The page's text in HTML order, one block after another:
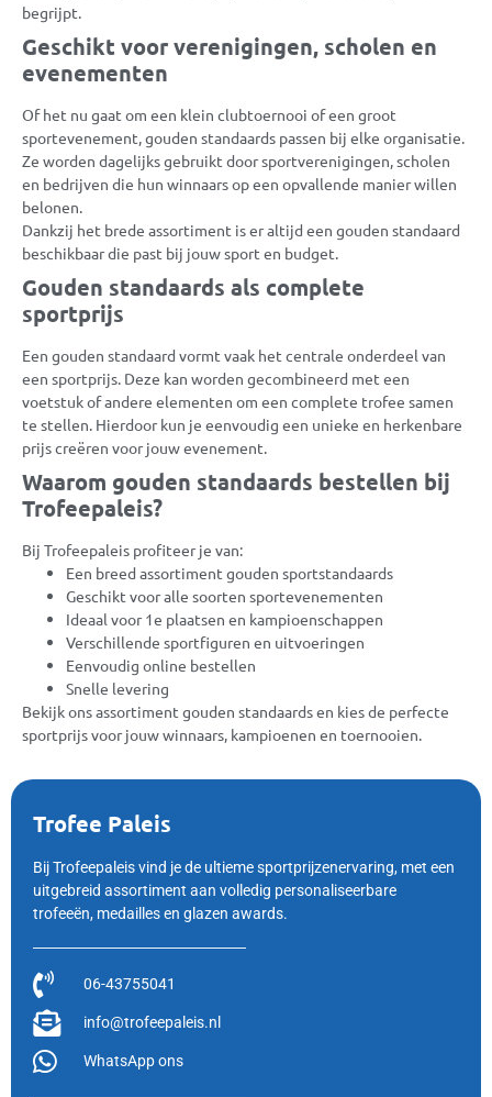
begrijpt.
Geschikt voor verenigingen, scholen en
evenementen
Of het nu gaat om een klein clubtoernooi of een groot
sportevenement, gouden standaards passen bij elke organisatie.
Ze worden dagelijks gebruikt door sportverenigingen, scholen
en bedrijven die hun winnaars op een opvallende manier willen
belonen.
Dankzij het brede assortiment is er altijd een gouden standaard
beschikbaar die past bij jouw sport en budget.
Gouden standaards als complete
sportprijs
Een gouden standaard vormt vaak het centrale onderdeel van
een sportprijs. Deze kan worden gecombineerd met een
voetstuk of andere elementen om een complete trofee samen
te stellen. Hierdoor kun je eenvoudig een unieke en herkenbare
prijs creëren voor jouw evenement.
Waarom gouden standaards bestellen bij
Trofeepaleis?
Bij Trofeepaleis profiteer je van:
Een breed assortiment gouden sportstandaards
Geschikt voor alle soorten sportevenementen
Ideaal voor 1e plaatsen en kampioenschappen
Verschillende sportfiguren en uitvoeringen
Eenvoudig online bestellen
Snelle levering
Bekijk ons assortiment gouden standaards en kies de perfecte
sportprijs voor jouw winnaars, kampioenen en toernooien.
Trofee Paleis
Bij Trofeepaleis vind je de ultieme sportprijzenervaring, met een
uitgebreid assortiment aan volledig personaliseerbare
trofeeën, medailles en glazen awards.
06-43755041
info@trofeepaleis.nl
WhatsApp ons